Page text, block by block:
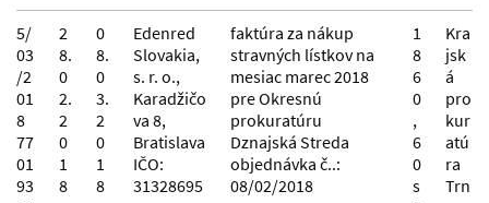
5/
03
/2
01
8
77
01
93
2
8.
0
2.
2
0
1
8
0
8.
0
3.
2
0
1
8
Edenred
Slovakia,
s. r. o.,
Karadžičo
va 8,
Bratislava
IČO:
31328695
faktúra za nákup
stravných lístkov na
mesiac marec 2018
pre Okresnú
prokuratúru
Dznajská Streda
objednávka č..:
08/02/2018
1
8
6
0
,
6
0
s
Kra
jsk
á
pro
kur
atú
ra
Trn